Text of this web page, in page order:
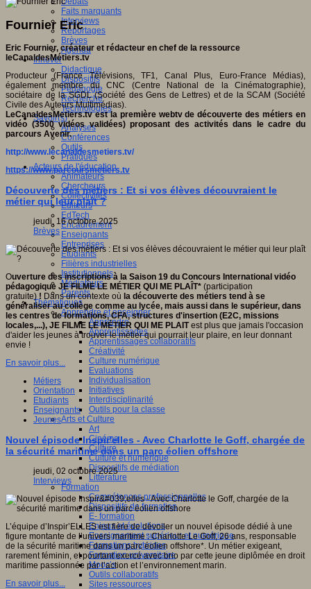
Faits marquants
Interviews
Reportages
Brèves
Agenda
Innover
Didactique
Dispositifs
Pédagogie
Recherche
Technologies
Savoir(s)
Analyses
Conférences
Outils
Pratiques
Acteurs de l'éducation
Animateurs
Chercheurs
Collectivités
Editeurs
EdTech
Encadrement
Enseignants
Entreprises
Etudiants
Filières industrielles
Institutionnels
Médiateurs
Parents
Thématiques
Apprendre et enseigner
Apprendre
Apprentissages
Apprentissages collaboratifs
Créativité
Culture numérique
Evaluations
Individualisation
Initiatives
Interdisciplinarité
Outils pour la classe
Arts et Culture
Art
Cinéma
Culture
Culture et numérique
Dispositifs de médiation
Littérature
Formation
Compétences professionnelles
Dispositifs de formation
E- formation
Enjeux et évolutions
Enseignement supérieur et numérique
Formations hybrides
Formation universitaire
Mooc’s
Outils collaboratifs
Sites ressources
Fournier Eric
Eric Fournier, créateur et rédacteur en chef de la ressource
leCanaldesMétiers.tv
Producteur (France Télévisions, TF1, Canal Plus, Euro-France Médias),
également membre du CNC (Centre National de la Cinématographie),
sociétaire de la SGDL (Société des Gens de Lettres) et de la SCAM (Société
Civile des Auteurs Multimédias).
LeCanaldesMetiers.tv est la première webtv de découverte des métiers en
vidéo (3500 vidéos validées) proposant des activités dans le cadre du
parcours Avenir.
http://www.lecanaldesmetiers.tv/
https://www.parcoursmetiers.tv
Découverte des métiers : Et si vos élèves découvraient le
métier qui leur plaît ?
jeudi, 16 octobre 2025
Brèves
Ouverture des inscriptions à la Saison 19 du Concours International vidéo
pédagogique JE FILME LE MÉTIER QUI ME PLAÎT* (participation
gratuite) ! Dans un contexte où la découverte des métiers tend à se
généraliser au collège comme au lycée, mais aussi dans le supérieur, dans
les centres de formations, CFA, structures d'insertion (E2C, missions
locales,...), JE FILME LE MÉTIER QUI
ME PLAITest plus que jamais l'occasion
d'aider les jeunes à trouver le métier qui pourrait leur plaire, en leur donnant
envie !
En savoir plus...
Métiers
Orientation
Etudiants
Enseignants
Jeunes
Nouvel épisode Inspir'elles - Avec Charlotte le Goff, chargée de
la sécurité maritime dans un parc éolien offshore
jeudi, 02 octobre 2025
Interviews
L’équipe d’Inspir’ELLES est fière de dévoiler un nouvel épisode dédié à une
figure montante de l’univers maritime : Charlotte Le Goff, 26 ans, responsable
de la sécurité maritime dans un parc éolien offshore*. Un métier exigeant,
rarement féminin, et pourtant exercé avec brio par cette jeune diplômée en droit
maritime passionnée par l’action et l’environnement marin.
En savoir plus...